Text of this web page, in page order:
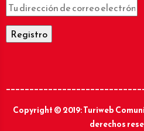
Copyright © 2019: Turiweb
derechos